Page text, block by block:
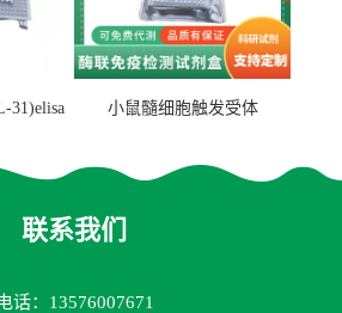
31)elisa
小鼠髓细胞触发受体
联系我们
话：13576007671